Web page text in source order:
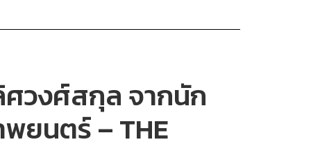
ศวงศ์สกุล จากนัก
ยนตร์ – THE